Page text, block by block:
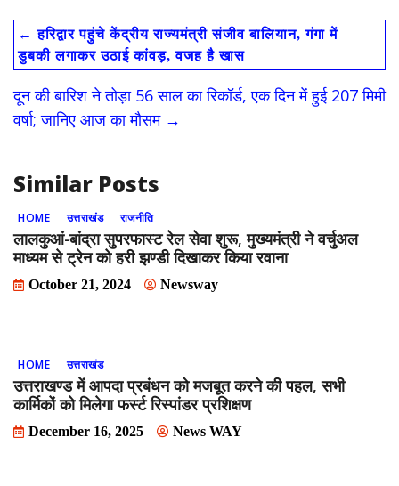
e
b
o
o
k
to
d
o
n
ai
l
ar
e
← हरिद्वार पहुंचे केंद्रीय राज्यमंत्री संजीव बालियान, गंगा में
डुबकी लगाकर उठाई कांवड़, वजह है खास
दून की बारिश ने तोड़ा 56 साल का रिकॉर्ड, एक दिन में हुई 207 मिमी
वर्षा; जानिए आज का मौसम →
Similar Posts
HOME उत्तराखंड राजनीति
लालकुआं-बांद्रा सुपरफास्ट रेल सेवा शुरू, मुख्यमंत्री ने वर्चुअल
माध्यम से ट्रेन को हरी झण्डी दिखाकर किया रवाना
October 21, 2024 Newsway
HOME उत्तराखंड
उत्तराखण्ड में आपदा प्रबंधन को मजबूत करने की पहल, सभी
कार्मिकों को मिलेगा फर्स्ट रिस्पांडर प्रशिक्षण
December 16, 2025 News WAY